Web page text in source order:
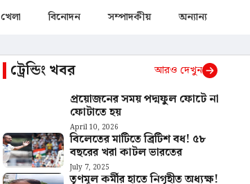
খেলা বিনোদন সম্পাদকীয় অন্যান্য
ট্রেন্ডিং খবর আরও দেখুন
প্রয়োজনের সময় পদ্মফুল ফোটে না
ফোটাতে হয়
April 10, 2026
বিলেতের মাটিতে ব্রিটিশ বধ! ৫৮
বছরের খরা কাটল ভারতের
July 7, 2025
তৃণমূল কর্মীর হাতে নিগৃহীত অধ্যক্ষ!